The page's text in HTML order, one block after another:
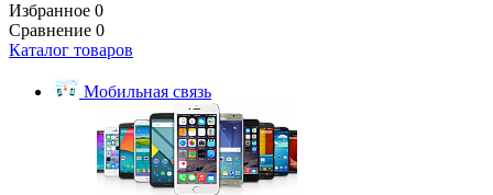
Избранное 0
Сравнение 0
Каталог товаров
Мобильная связь